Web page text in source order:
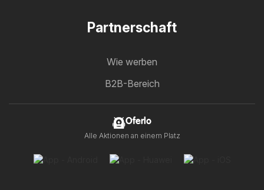
Partnerschaft
Wie werben
B2B-Bereich
Oferlo
Alle Aktionen an einem Platz